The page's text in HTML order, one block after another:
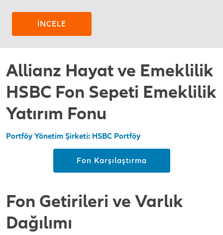
İNCELE
Allianz Hayat ve Emeklilik
HSBC Fon Sepeti Emeklilik
Yatırım Fonu
Portföy Yönetim Şirketi: HSBC Portföy
Fon Karşılaştırma
Fon Getirileri ve Varlık
Dağılımı